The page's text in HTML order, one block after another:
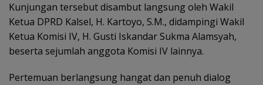
Kunjungan tersebut disambut langsung oleh Wakil
Ketua DPRD Kalsel, H. Kartoyo, S.M., didampingi Wakil
Ketua Komisi IV, H. Gusti Iskandar Sukma Alamsyah,
beserta sejumlah anggota Komisi IV lainnya.
Pertemuan berlangsung hangat dan penuh dialog